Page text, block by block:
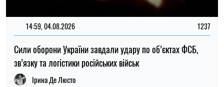
14:30, 04.08.2026
Головнокомандувач ЗСУ доручив перевірити заяви про
порушення у 225-му штурмовому полку – журналістка